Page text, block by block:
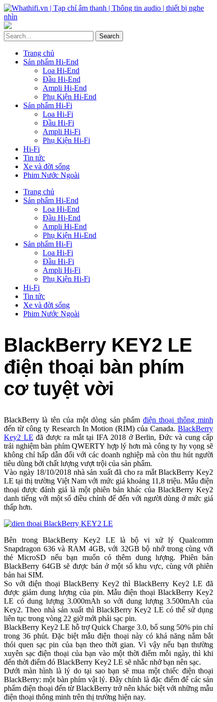
Trang chủ
Sản phẩm Hi-End
Loa Hi-End
Đầu Hi-End
Ampli Hi-End
Phụ Kiện Hi-End
Sản phẩm Hi-Fi
Loa Hi-Fi
Đầu Hi-Fi
Ampli Hi-Fi
Phụ Kiện Hi-Fi
Hi-Fi
Tin tức
Xe và đời sống
Phim Nước Ngoài
Trang chủ
Sản phẩm Hi-End
Loa Hi-End
Đầu Hi-End
Ampli Hi-End
Phụ Kiện Hi-End
Sản phẩm Hi-Fi
Loa Hi-Fi
Đầu Hi-Fi
Ampli Hi-Fi
Phụ Kiện Hi-Fi
Hi-Fi
Tin tức
Xe và đời sống
Phim Nước Ngoài
BlackBerry KEY2 LE
điện thoại bàn phím
cơ tuyệt vời
BlackBerry là tên của một dòng sản phẩmđiện thoại thông minh
đến từ công ty Research In Motion (RIM) của Canada. BlackBerry
Key2 LE đã được ra mắt tại IFA 2018 ở Berlin, Đức và cung cấp
trải nghiệm bàn phím QWERTY hợp lý hơn mà công ty hy vọng sẽ
không chỉ hấp dẫn đối với các doanh nghiệp mà còn thu hút người
tiêu dùng bởi chất lượng vượt trội của sản phẩm.
Vào ngày 18/10/2018 nhà sản xuất đã cho ra mắt BlackBerry Key2
LE tại thị trường Việt Nam với mức giá khoảng 11,8 triệu. Mẫu điện
thoại được đánh giá là một phiên bản khác của BlackBerry Key2
danh tiếng với một số điều chỉnh để đến với người dùng ở mức giá
thấp hơn.
Bên trong BlackBerry Key2 LE là bộ vi xử lý Qualcomm
Snapdragon 636 và RAM 4GB, với 32GB bộ nhớ trong cùng với
thẻ MicroSD nếu bạn muốn có thêm dung lượng. Phiên bản
BlackBerry 64GB sẽ được bán ở một số khu vực, cùng với phiên
bản hai SIM.
So với điện thoại BlackBerry Key2 thì BlackBerry Key2 LE đã
được giảm dung lượng của pin. Mẫu điện thoại BlackBerry Key2
LE có dung lượng 3.000mAh so với dung lượng 3.500mAh của
Key2. Theo nhà sản xuất thì BlackBerry Key2 LE có thể sử dụng
liên tục trong vòng 22 giờ mới phải sạc pin.
BlackBerry Key2 LE hỗ trợ Quick Charge 3.0, bổ sung 50% pin chỉ
trong 36 phút. Đặc biệt mẫu điện thoại này có khả năng nắm bắt
thói quen sạc pin của bạn theo thời gian. Vì vậy nếu bạn thường
xuyên sạc điện thoại của bạn vào một thời điểm mỗi ngày, thì khi
đến thời điểm đó BlackBerry Key2 LE sẽ nhắc nhở bạn nên sạc.
Dưới màn hình là lý do tại sao bạn sẽ mua một chiếc điện thoại
BlackBerry: một bàn phím vật lý. Đây chính là đặc điểm để các sản
phẩm điện thoại đến từ BlackBerry trở nên khác biệt với những mẫu
điện thoại thông minh trên thị trường hiện nay.